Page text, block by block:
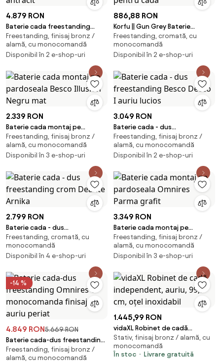
4.879 RON
Baterie cada freestanding
Deante Silia antracit
Freestanding, finisaj bronz /
alamă, cu monocomandă
Disponibil în 2 e-shop-uri
886,88 RON
Korfu || Gun Grey Baterie
freestanding pentru cadă
Freestanding, cromată, cu
monocomandă
Disponibil în 2 e-shop-uri
2.339 RON
Baterie cada montaj pe
pardoseala Besco Illusion Negru
mat
Freestanding, finisaj bronz /
alamă, cu monocomandă
Disponibil în 3 e-shop-uri
3.049 RON
Baterie cada - dus
freestanding Besco Decco I
auriu lucios
Freestanding, finisaj bronz /
alamă, cu monocomandă
Disponibil în 2 e-shop-uri
2.799 RON
Baterie cada - dus
freestanding crom Deante
Arnika
Freestanding, cromată, cu
monocomandă
Disponibil în 4 e-shop-uri
3.349 RON
Baterie cada montaj pe
pardoseala Omnires Parma
grafit
Freestanding, finisaj bronz /
alamă, cu monocomandă
Disponibil în 3 e-shop-uri
-14 %
4.849 RON5.669 RON
Baterie cada-dus freestanding
Omnires Y monocomanda
finisaj auriu periat
Freestanding, finisaj bronz /
alamă, cu monocomandă
1.445,99 RON
vidaXL Robinet de cadă
independent, auriu, 99,5 cm,
oțel inoxidabil
Stativ, finisaj bronz / alamă, cu
monocomandă
În stoc
Livrare gratuită